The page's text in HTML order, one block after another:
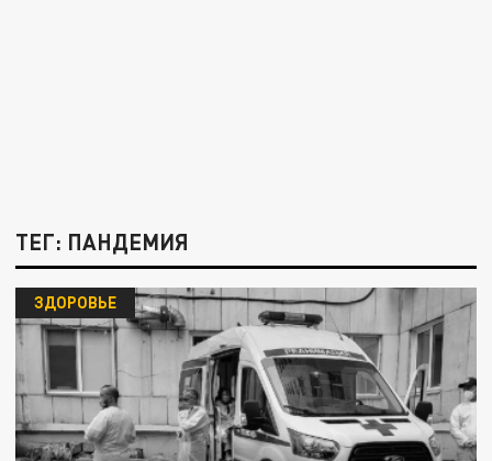
ТЕГ: ПАНДЕМИЯ
ЗДОРОВЬЕ